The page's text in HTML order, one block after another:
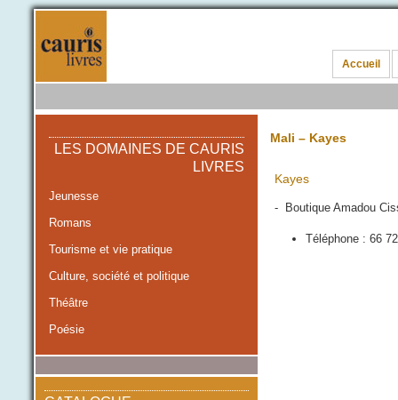
Accueil
LES DOMAINES DE CAURIS
LIVRES
Jeunesse
Romans
Tourisme et vie pratique
Culture, société et politique
Théâtre
Poésie
Mali – Kayes
Kayes
- Boutique Amadou
Téléphone : 66